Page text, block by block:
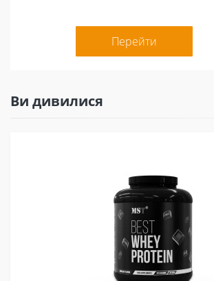
Перейти
Ви дивилися